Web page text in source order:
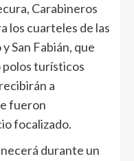
Carabineros
los cuarteles de las
San Fabián, que
polos turísticos
a
fueron
focalizado.
durante un